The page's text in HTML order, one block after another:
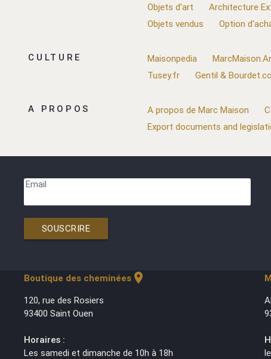
Objets d'art
Architecture
Objets vendus
Option
CULTURE Maisonpedia
Tusey.fr
Gentil &
A PROPOS A propos de Marc Maison
Export documents and
Email
SOUSCRIRE
Boutique des cheminéeslocation_on
120, rue des Rosiers
93400 Saint Ouen
Horaires :
Les samedi et dimanche de 10h à 18h